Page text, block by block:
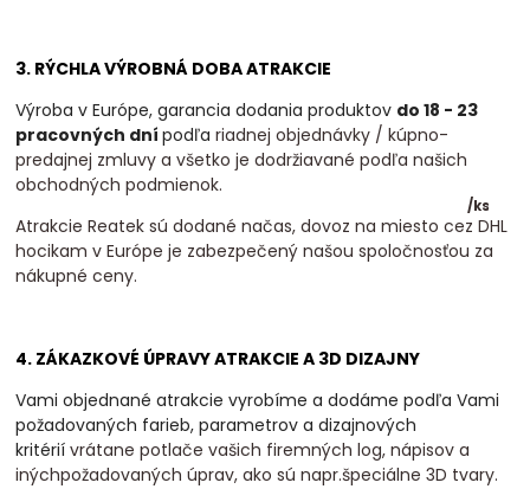
/ks
3. RÝCHLA VÝROBNÁ DOBA ATRAKCIE
Výroba v Európe, garancia dodania produktov do 18 - 23
pracovných dnípodľariadnej objednávky / kúpno-
predajnej zmluvy a všetko je dodržiavané podľa našich
obchodných podmienok.
Atrakcie Reatek sú dodané načas, dovoz na miesto cez DHL
hocikam v Európe je zabezpečený našou spoločnosťou za
nákupné ceny.
4. ZÁKAZKOVÉ ÚPRAVY ATRAKCIE A 3D DIZAJNY
Vami objednané atrakcie vyrobíme a dodáme podľa Vami
požadovaných farieb, parametrov a dizajnových
kritérií vrátane potlače vašich firemných log, nápisov a
inýchpožadovaných úprav, ako sú napr.špeciálne 3D tvary.